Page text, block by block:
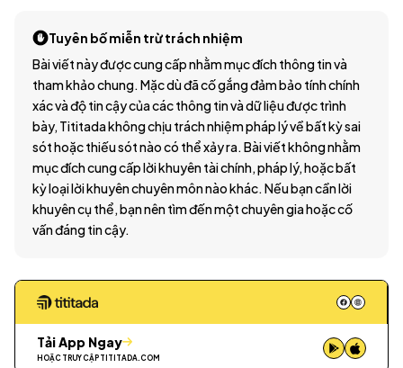
Tuyên bố miễn trừ trách nhiệm
Bài viết này được cung cấp nhằm mục đích thông tin và
tham khảo chung. Mặc dù đã cố gắng đảm bảo tính chính
xác và độ tin cậy của các thông tin và dữ liệu được trình
bày, Tititada không chịu trách nhiệm pháp lý về bất kỳ sai
sót hoặc thiếu sót nào có thể xảy ra. Bài viết không nhằm
mục đích cung cấp lời khuyên tài chính, pháp lý, hoặc bất
kỳ loại lời khuyên chuyên môn nào khác. Nếu bạn cần lời
khuyên cụ thể, bạn nên tìm đến một chuyên gia hoặc cố
vấn đáng tin cậy.
Tải App Ngay
HOẶC TRUY CẬP TITITADA.COM